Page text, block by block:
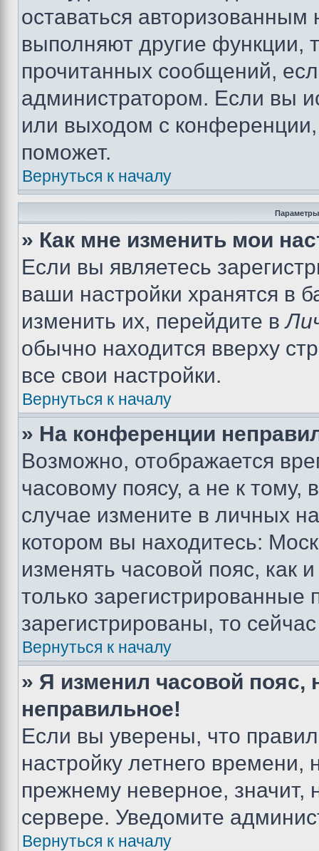
оставаться
выполняют другие функции,
прочитанных сообщений,
администратором. Если вы
или выходом с
поможет.
Вернуться к началу
Параметры
» Как мне изменить мои
Если вы являетесь
ваши настройки хранятся в
изменить их, перейдите в
обычно находится вверху
все свои настройки.
Вернуться к началу
» На конференции
Возможно, отображается
часовому поясу, а не к тому,
случае измените в личных
котором вы находитесь:
изменять часовой пояс, как
только
зарегистрированы, то
Вернуться к началу
» Я изменил часовой пояс,
неправильное!
Если вы уверены, что
настройку летнего
прежнему неверное, значит,
сервере. Уведомите
Вернуться к началу